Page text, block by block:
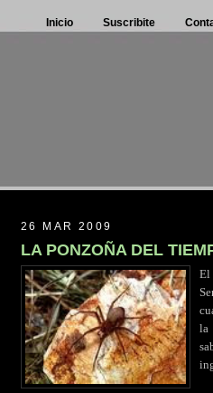
Inicio Suscribite
26 MAR 2009
LA PONZOÑA DEL
El
la